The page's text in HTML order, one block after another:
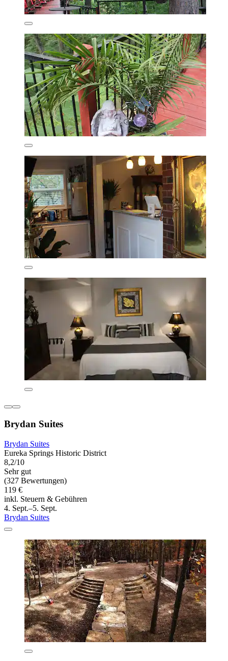
Brydan Suites
Brydan Suites
Eureka Springs Historic District
8,2/10
Sehr gut
(327 Bewertungen)
119 €
inkl. Steuern & Gebühren
4. Sept.–5. Sept.
Brydan Suites